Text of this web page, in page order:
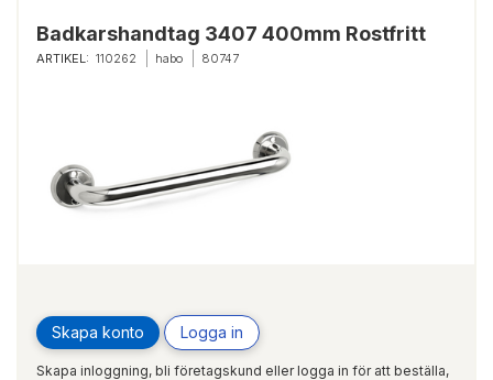
Badkarshandtag 3407 400mm Rostfritt
ARTIKEL: 110262 habo 80747
Skapa konto Logga in
Skapa inloggning, bli företagskund eller logga in för att beställa,